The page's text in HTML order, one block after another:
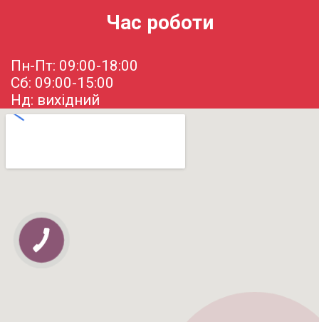
Час роботи
Пн-Пт: 09:00-18:00
Сб: 09:00-15:00
Нд: вихідний